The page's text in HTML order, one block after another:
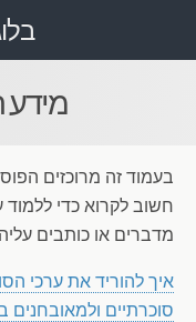
מידע
בעמוד זה מרוכזים
חשוב לקרוא כדי
מדברים או כותבים
איך להוריד את ערכי
סוכרתיים ולמאובחנים